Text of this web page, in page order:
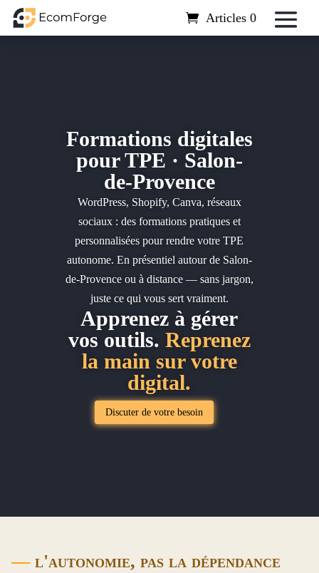
Articles 0
Formations digitales
pour TPE · Salon-
de-Provence
WordPress, Shopify, Canva, réseaux
sociaux : des formations pratiques et
personnalisées pour rendre votre TPE
autonome. En présentiel autour de Salon-
de-Provence ou à distance — sans jargon,
juste ce qui vous sert vraiment.
Apprenez à gérer
vos outils. Reprenez
la main sur votre
digital.
Discuter de votre besoin
— l'autonomie, pas la dépendance